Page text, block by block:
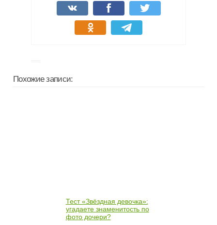
Похожие записи:
Тест «Звёздная девочка»:
угадаете знаменитость по
фото дочери?